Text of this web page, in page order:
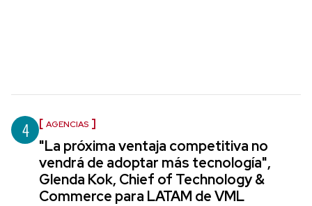
4 AGENCIAS
"La próxima ventaja competitiva no
vendrá de adoptar más tecnología",
Glenda Kok, Chief of Technology &
Commerce para LATAM de VML